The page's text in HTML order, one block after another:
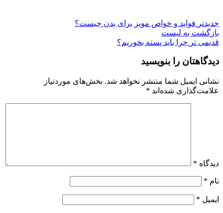
جدیدتر فواید و خواص مویز برای بدن چیست؟
بازگشت به لیست
قدیمی تر چرا باید پسته بخوریم؟
دیدگاهتان را بنویسید
نشانی ایمیل شما منتشر نخواهد شد. بخش‌های موردنیاز
علامت‌گذاری شده‌اند *
دیدگاه *
نام *
ایمیل *